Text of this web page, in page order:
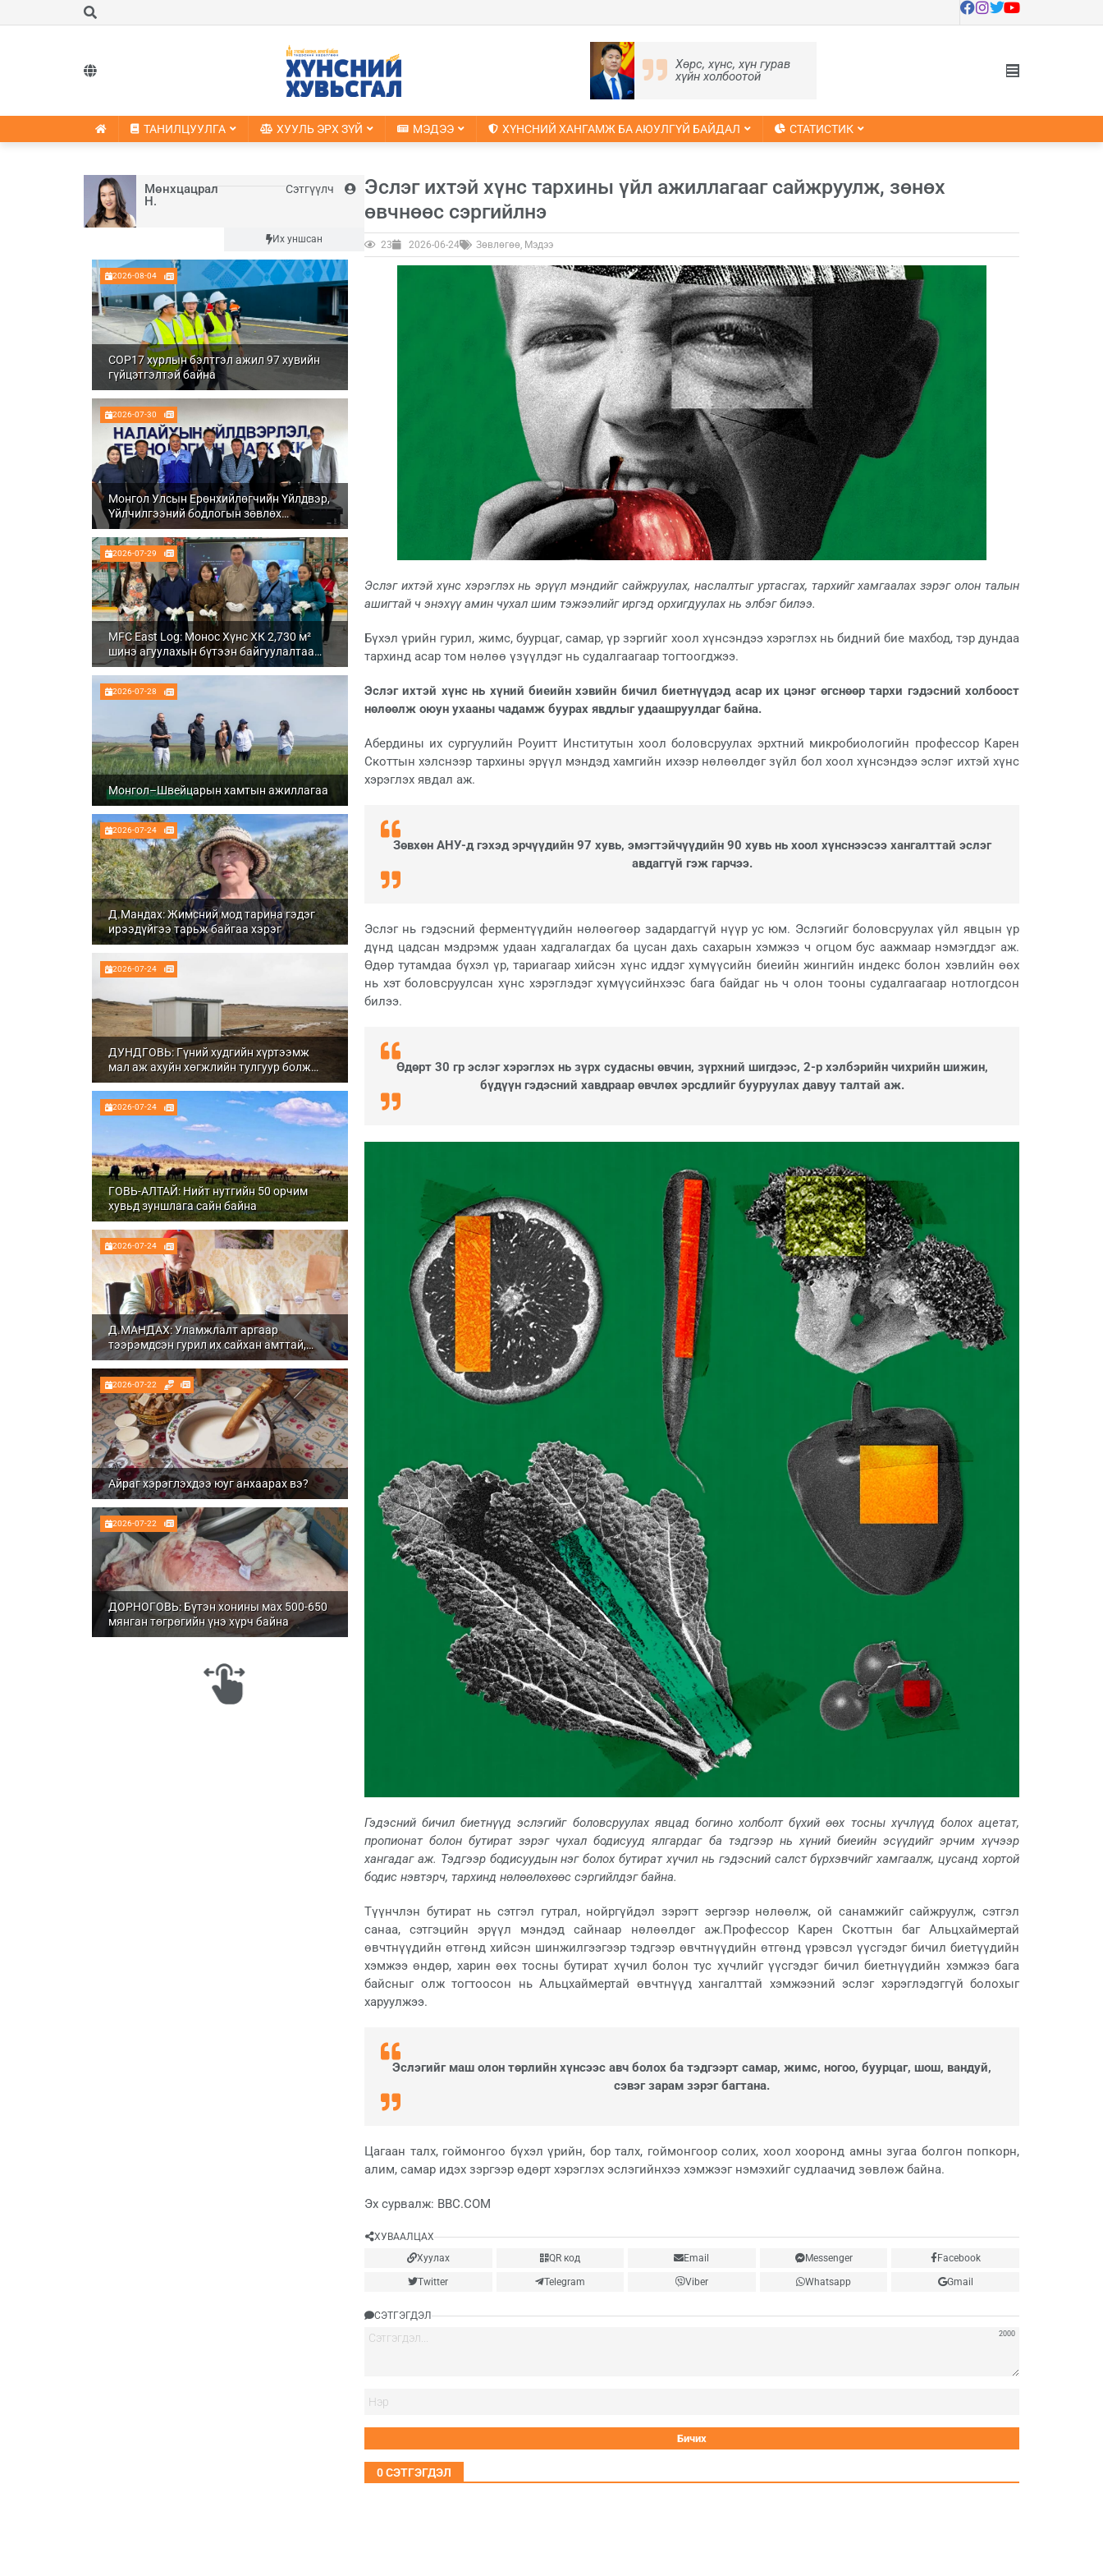
Хөрс, хүнс, хүн гурав
хүйн холбоотой
ТАНИЛЦУУЛГА ХУУЛЬ ЭРХ ЗҮЙ МЭДЭЭ ХҮНСНИЙ ХАНГАМЖ БА АЮУЛГҮЙ БАЙДАЛ СТАТИСТИК
Мөнхцацрал
Н.
Сэтгүүлч
Их уншсан
2026-08-04
COP17 хурлын бэлтгэл ажил 97 хувийн
гүйцэтгэлтэй байна
2026-07-30
Монгол Улсын Ерөнхийлөгчийн Үйлдвэр,
Үйлчилгээний бодлогын зөвлөх
Ч.Даваабаяр Налайх дүүргийн
Үйлдвэрлэл, технологийн парк ХК болон
Налуу-Ухаа эдийн засгийн тусгай бүсэд
ажиллалаа
2026-07-29
MFC East Log: Монос Хүнс ХК 2,730 м²
шинэ агуулахын бүтээн байгуулалтаа
бүрэн дуусгаж, ашиглалтад орууллаа
2026-07-28
Монгол–Швейцарын хамтын ажиллагаа
2026-07-24
Д.Мандах: Жимсний мод тарина гэдэг
ирээдүйгээ тарьж байгаа хэрэг
2026-07-24
ДУНДГОВЬ: Гүний худгийн хүртээмж
мал аж ахуйн хөгжлийн тулгуур болж
байна
2026-07-24
ГОВЬ-АЛТАЙ: Нийт нутгийн 50 орчим
хувьд зуншлага сайн байна
2026-07-24
Д.МАНДАХ: Уламжлалт аргаар
тээрэмдсэн гурил их сайхан амттай,
шим тэжээлтэй болдог
2026-07-22
Айраг хэрэглэхдээ юуг анхаарах вэ?
2026-07-22
ДОРНОГОВЬ: Бүтэн хонины мах 500-650
мянган төгрөгийн үнэ хүрч байна
Эслэг ихтэй хүнс тархины үйл ажиллагааг сайжруулж, зөнөх
өвчнөөс сэргийлнэ
23 2026-06-24 Зөвлөгөө, Мэдээ
Эслэг ихтэй хүнс хэрэглэх нь эрүүл мэндийг сайжруулах, наслалтыг уртасгах, тархийг хамгаалах зэрэг олон талын
ашигтай ч энэхүү амин чухал шим тэжээлийг иргэд орхигдуулах нь элбэг билээ.
Бүхэл үрийн гурил, жимс, буурцаг, самар, үр зэргийг хоол хүнсэндээ хэрэглэх нь бидний бие махбод, тэр дундаа
тархинд асар том нөлөө үзүүлдэг нь судалгаагаар тогтоогджээ.
Эслэг ихтэй хүнс нь хүний биеийн хэвийн бичил биетнүүдэд асар их цэнэг өгснөөр тархи гэдэсний холбоост
нөлөөлж оюун ухааны чадамж буурах явдлыг удаашруулдаг байна.
Абердины их сургуулийн Роуитт Институтын хоол боловсруулах эрхтний микробиологийн профессор Карен
Скоттын хэлснээр тархины эрүүл мэндэд хамгийн ихээр нөлөөлдөг зүйл бол хоол хүнсэндээ эслэг ихтэй хүнс
хэрэглэх явдал аж.
Зөвхөн АНУ-д гэхэд эрчүүдийн 97 хувь, эмэгтэйчүүдийн 90 хувь нь хоол хүнснээсээ хангалттай эслэг
авдаггүй гэж гарчээ.
Эслэг нь гэдэсний ферментүүдийн нөлөөгөөр задардаггүй нүүр ус юм. Эслэгийг боловсруулах үйл явцын үр
дүнд цадсан мэдрэмж удаан хадгалагдах ба цусан дахь сахарын хэмжээ ч огцом бус аажмаар нэмэгддэг аж.
Өдөр тутамдаа бүхэл үр, тариагаар хийсэн хүнс иддэг хүмүүсийн биеийн жингийн индекс болон хэвлийн өөх
нь хэт боловсруулсан хүнс хэрэглэдэг хүмүүсийнхээс бага байдаг нь ч олон тооны судалгаагаар нотлогдсон
билээ.
Өдөрт 30 гр эслэг хэрэглэх нь зүрх судасны өвчин, зүрхний шигдээс, 2-р хэлбэрийн чихрийн шижин,
бүдүүн гэдэсний хавдраар өвчлөх эрсдлийг бууруулах давуу талтай аж.
Гэдэсний бичил биетнүүд эслэгийг боловсруулах явцад богино холболт бүхий өөх тосны хүчлүүд болох ацетат,
пропионат болон бутират зэрэг чухал бодисууд ялгардаг ба тэдгээр нь хүний биеийн эсүүдийг эрчим хүчээр
хангадаг аж. Тэдгээр бодисуудын нэг болох бутират хүчил нь гэдэсний салст бүрхэвчийг хамгаалж, цусанд хортой
бодис нэвтэрч, тархинд нөлөөлөхөөс сэргийлдэг байна.
Түүнчлэн бутират нь сэтгэл гутрал, нойргүйдэл зэрэгт эергээр нөлөөлж, ой санамжийг сайжруулж, сэтгэл
санаа, сэтгэцийн эрүүл мэндэд сайнаар нөлөөлдөг аж.Профессор Карен Скоттын баг Альцхаймертай
өвчтнүүдийн өтгөнд хийсэн шинжилгээгээр тэдгээр өвчтнүүдийн өтгөнд үрэвсэл үүсгэдэг бичил биетүүдийн
хэмжээ өндөр, харин өөх тосны бутират хүчил болон тус хүчлийг үүсгэдэг бичил биетнүүдийн хэмжээ бага
байсныг олж тогтоосон нь Альцхаймертай өвчтнүүд хангалттай хэмжээний эслэг хэрэглэдэггүй болохыг
харуулжээ.
Эслэгийг маш олон төрлийн хүнсээс авч болох ба тэдгээрт самар, жимс, ногоо, буурцаг, шош, вандуй,
сэвэг зарам зэрэг багтана.
Цагаан талх, гоймонгоо бүхэл үрийн, бор талх, гоймонгоор солих, хоол хооронд амны зугаа болгон попкорн,
алим, самар идэх зэргээр өдөрт хэрэглэх эслэгийнхээ хэмжээг нэмэхийг судлаачид зөвлөж байна.
Эх сурвалж: BBC.COM
ХУВААЛЦАХ
Хуулах
QR код Email Messenger Facebook
Twitter Telegram Viber Whatsapp Gmail
СЭТГЭГДЭЛ
2000
0СЭТГЭГДЭЛ